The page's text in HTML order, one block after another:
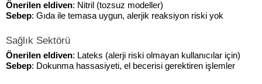
Önerilen eldiven: Nitril (tozsuz modeller)
Sebep: Gıda ile temasa uygun, alerjik reaksiyon riski yok
Sağlık Sektörü
Önerilen eldiven: Lateks (alerji riski olmayan kullanıcılar için)
Sebep: Dokunma hassasiyeti, el becerisi gerektiren işlemler